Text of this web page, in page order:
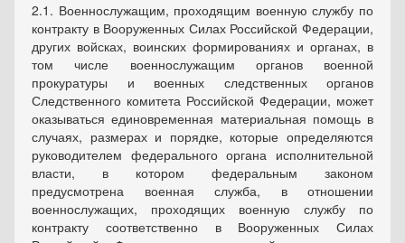
2.1. Военнослужащим, проходящим военную службу по
контракту в Вооруженных Силах Российской Федерации,
других войсках, воинских формированиях и органах, в
том числе военнослужащим органов военной
прокуратуры и военных следственных органов
Следственного комитета Российской Федерации, может
оказываться единовременная материальная помощь в
случаях, размерах и порядке, которые определяются
руководителем федерального органа исполнительной
власти, в котором федеральным законом
предусмотрена военная служба, в отношении
военнослужащих, проходящих военную службу по
контракту соответственно в Вооруженных Силах